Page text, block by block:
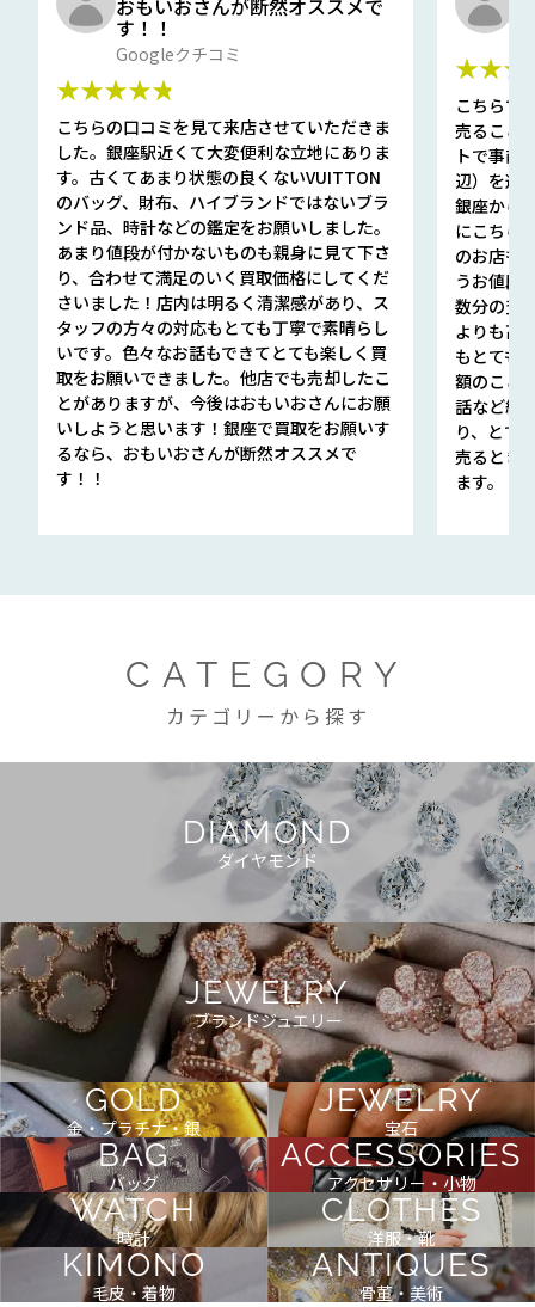
す！！
Googleクチコミ
★★★★★
こちらの口コミを見て来店させていただきま
した。銀座駅近くて大変便利な立地にありま
す。古くてあまり状態の良くないVUITTON
のバッグ、財布、ハイブランドではないブラ
ンド品、時計などの鑑定をお願いしました。
あまり値段が付かないものも親身に見て下さ
り、合わせて満足のいく買取価格にしてくだ
さいました！店内は明るく清潔感があり、ス
タッフの方々の対応もとても丁寧で素晴らし
いです。色々なお話もできてとても楽しく買
取をお願いできました。他店でも売却したこ
とがありますが、今後はおもいおさんにお願
いしようと思います！銀座で買取をお願いす
るなら、おもいおさんが断然オススメで
す！！
こちらで
売ること
トで事前
辺）を選
銀座から
にこちら
のお店も
うお値段
数分の査
よりも高
もとても
額のこと
話など細
り、とて
売るとき
ます。
CATEGORY
カテゴリーから探す
DIAMOND
ダイヤモンド
JEWELRY
ブランドジュエリー
GOLD
金・プラチナ・銀
JEWELRY
宝石
BAG
バッグ
ACCESSORIES
アクセサリー・小物
WATCH
時計
CLOTHES
洋服・靴
KIMONO
毛皮・着物
ANTIQUES
骨董・美術